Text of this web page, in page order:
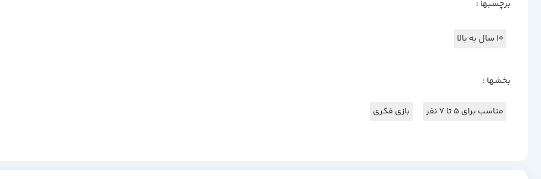
برچسبها :
10 سال به بالا
بخشها :
مناسب برای 5 تا 7 نفر بازی فکری